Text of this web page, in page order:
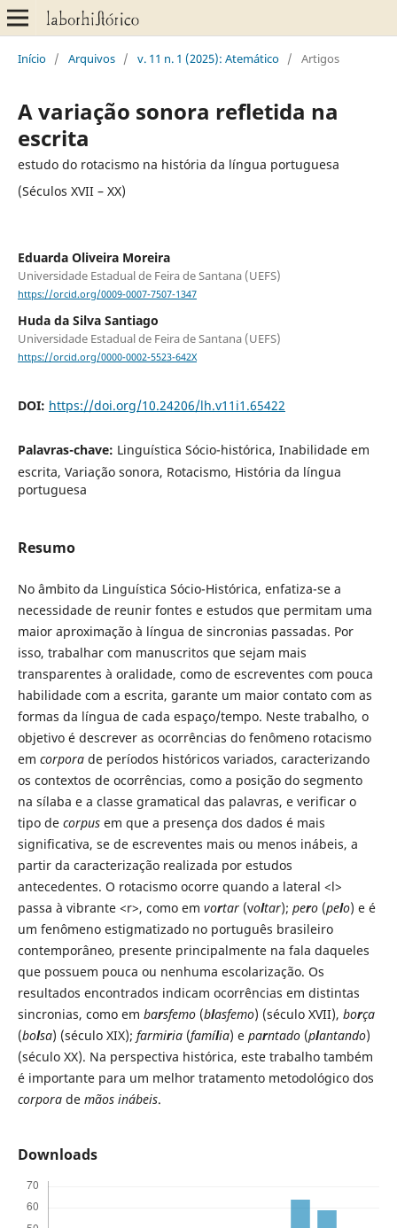
Início / Arquivos / v. 11 n. 1 (2025): Atemático / Artigos
A variação sonora refletida na
escrita
estudo do rotacismo na história da língua portuguesa
(Séculos XVII – XX)
Eduarda Oliveira Moreira
Universidade Estadual de Feira de Santana (UEFS)
https://orcid.org/0009-0007-7507-1347
Huda da Silva Santiago
Universidade Estadual de Feira de Santana (UEFS)
https://orcid.org/0000-0002-5523-642X
DOI: https://doi.org/10.24206/lh.v11i1.65422
Palavras-chave: Linguística Sócio-histórica, Inabilidade em
escrita, Variação sonora, Rotacismo, História da língua
portuguesa
Resumo
No âmbito da Linguística Sócio-Histórica, enfatiza-se a
necessidade de reunir fontes e estudos que permitam uma
maior aproximação à língua de sincronias passadas. Por
isso, trabalhar com manuscritos que sejam mais
transparentes à oralidade, como de escreventes com pouca
habilidade com a escrita, garante um maior contato com as
formas da língua de cada espaço/tempo. Neste trabalho, o
objetivo é descrever as ocorrências do fenômeno rotacismo
em corporade períodos históricos variados, caracterizando
os contextos de ocorrências, como a posição do segmento
na sílaba e a classe gramatical das palavras, e verificar o
tipo de corpusem que a presença dos dados é mais
significativa, se de escreventes mais ou menos inábeis, a
partir da caracterização realizada por estudos
antecedentes. O rotacismo ocorre quando a lateral <l>
passa à vibrante <r>, como em vortar(voltar); pero(pelo) e é
um fenômeno estigmatizado no português brasileiro
contemporâneo, presente principalmente na fala daqueles
que possuem pouca ou nenhuma escolarização. Os
resultados encontrados indicam ocorrências em distintas
sincronias, como em barsfemo(blasfemo) (século XVII), borça
(bolsa) (século XIX); farmiria(família) e parntado(plantando)
(século XX). Na perspectiva histórica, este trabalho também
é importante para um melhor tratamento metodológico dos
corporade mãos inábeis.
Downloads